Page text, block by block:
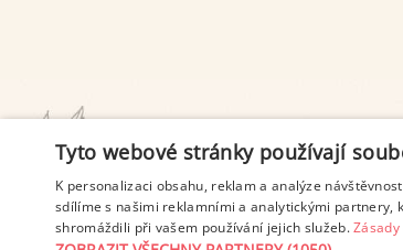
PODMÍNKY
Tyto webové stránky používají
K personalizaci obsahu, reklam a analýze
sdílíme s našimi reklamními a analytickými
shromáždili při vašem používání jejich služeb.